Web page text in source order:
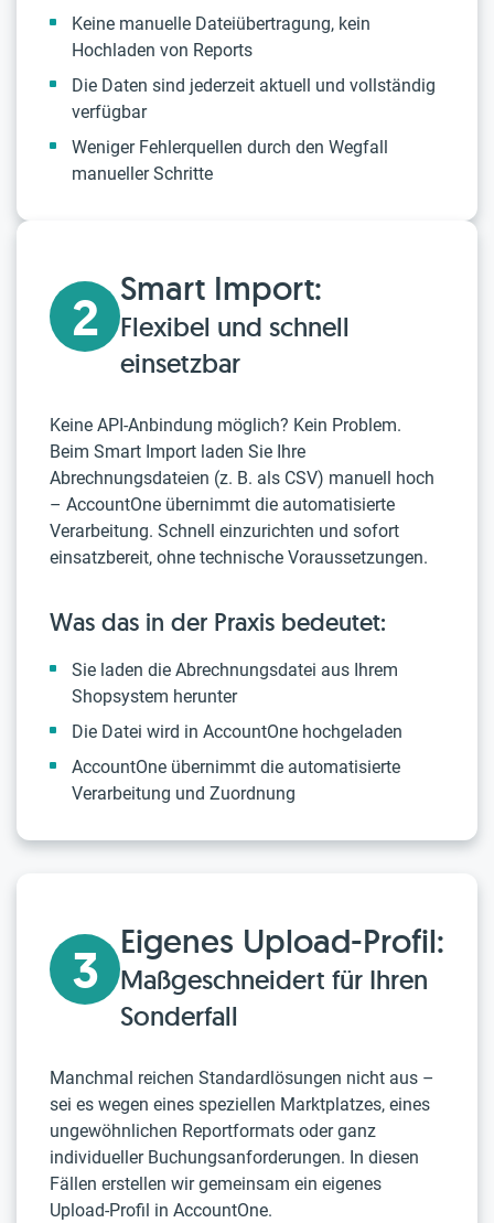
Keine manuelle Dateiübertragung, kein
Hochladen von Reports
Die Daten sind jederzeit aktuell und vollständig
verfügbar
Weniger Fehlerquellen durch den Wegfall
manueller Schritte
2 Smart Import:
Flexibel und schnell
einsetzbar
Keine API-Anbindung möglich? Kein Problem.
Beim Smart Import laden Sie Ihre
Abrechnungsdateien (z. B. als CSV) manuell hoch
– AccountOne übernimmt die automatisierte
Verarbeitung. Schnell einzurichten und sofort
einsatzbereit, ohne technische Voraussetzungen.
Was das in der Praxis bedeutet:
Sie laden die Abrechnungsdatei aus Ihrem
Shopsystem herunter
Die Datei wird in AccountOne hochgeladen
AccountOne übernimmt die automatisierte
Verarbeitung und Zuordnung
3 Eigenes Upload-Profil:
Maßgeschneidert für Ihren
Sonderfall
Manchmal reichen Standardlösungen nicht aus –
sei es wegen eines speziellen Marktplatzes, eines
ungewöhnlichen Reportformats oder ganz
individueller Buchungsanforderungen. In diesen
Fällen erstellen wir gemeinsam ein eigenes
Upload-Profil in AccountOne.